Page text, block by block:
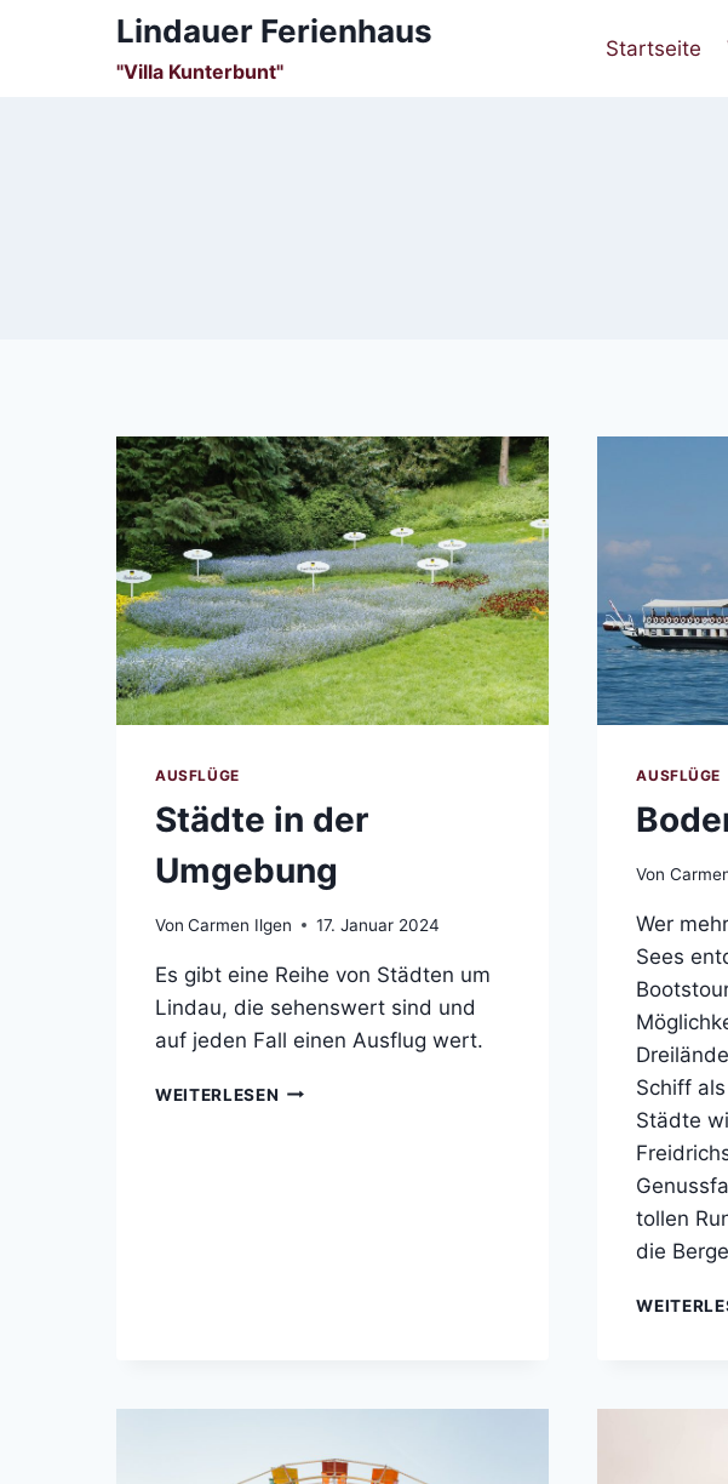
Lindauer Ferienhaus
"Villa Kunterbunt"
Startseite
AUSFLÜGE
Städte in der
Umgebung
Von Carmen Ilgen 17. Januar 2024
Es gibt eine Reihe von Städten um
Lindau, die sehenswert sind und
auf jeden Fall einen Ausflug wert.
WEITERLESENSTÄDTE
AUSFLÜGE
Von
Wer
Sees
Schiff
Städte
tollen
die